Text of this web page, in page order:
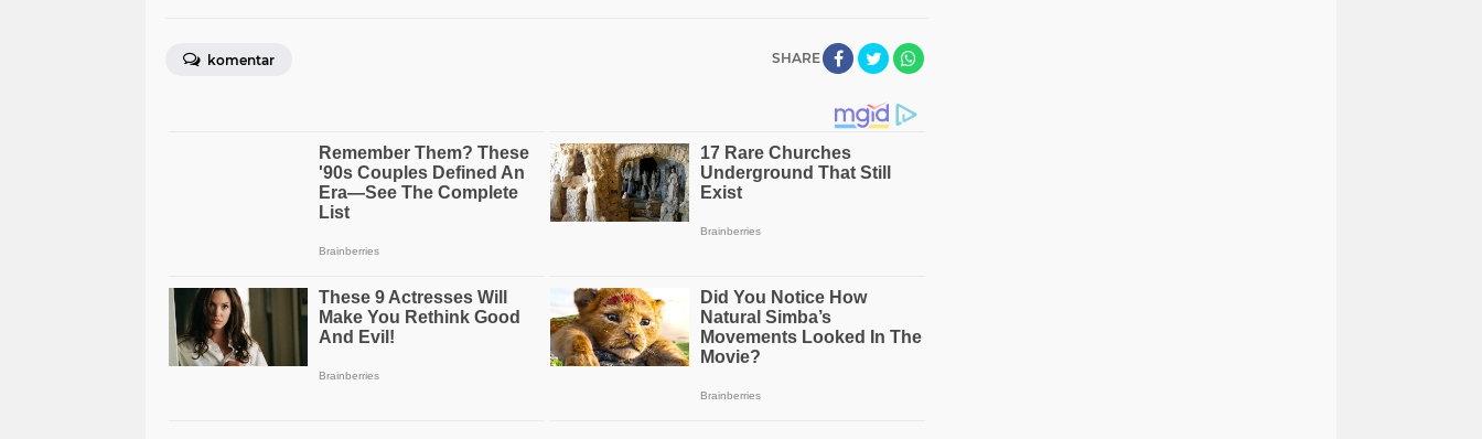
SHARE
komentar